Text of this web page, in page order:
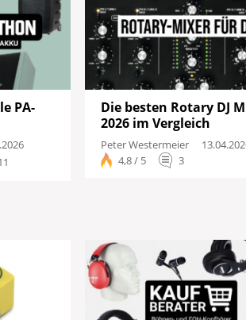
PA-
Die besten Rotary DJ
2026 im Vergleich
Peter Westermeier
4,8 / 5
3